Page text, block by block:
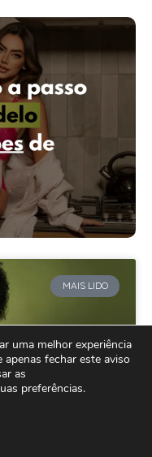
MAIS LIDO
uma melhor experiência
fechar este aviso
as
preferências.